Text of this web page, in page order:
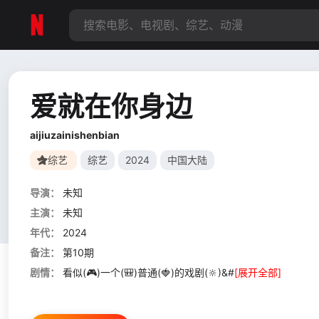
爱就在你身边
aijiuzainishenbian
综艺 综艺 2024 中国大陆
导演：
未知
主演：
未知
年代：
2024
备注：
第10期
剧情：
看似(🎮)一个(🎒)普通(🍓)的戏剧(🔆)&#[展开全部]